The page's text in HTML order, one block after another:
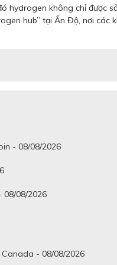
hydrogen không chỉ được
hub” tại Ấn Độ, nơi các
- 08/08/2026
08/08/2026
- 08/08/2026